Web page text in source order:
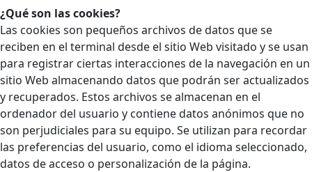
¿Qué son las cookies?
Las cookies son pequeños archivos de datos que se
reciben en el terminal desde el sitio Web visitado y se usan
para registrar ciertas interacciones de la navegación en un
sitio Web almacenando datos que podrán ser actualizados
y recuperados. Estos archivos se almacenan en el
ordenador del usuario y contiene datos anónimos que no
son perjudiciales para su equipo. Se utilizan para recordar
las preferencias del usuario, como el idioma seleccionado,
datos de acceso o personalización de la página.